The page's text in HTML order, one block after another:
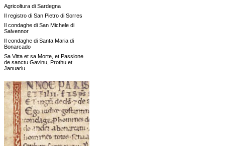
Agricoltura di Sardegna
Il registro di San Pietro di Sorres
Il condaghe di San Michele di
Salvennor
Il condaghe di Santa Maria di
Bonarcado
Sa Vitta et sa Morte, et Passione
de sanctu Gavinu, Prothu et
Januariu